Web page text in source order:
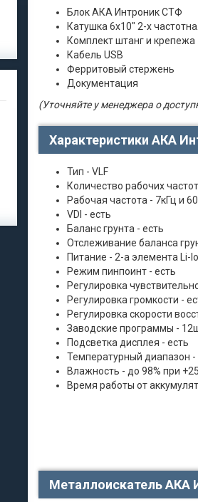
Блок АКА Интроник СТФ
Катушка 6х10" 2-х
Комплект штанг и крепежа
Кабель USB
Ферритовый стержень
Документация
(Уточняйте у менеджера о
Характеристики АКА
Тип - VLF
Количество рабочих
Рабочая частота - 7кГц и
VDI - есть
Баланс грунта - есть
Отслеживание баланса
Питание - 2-а элемента Li-
Режим пинпоинт - есть
Регулировка
Регулировка громкости -
Регулировка скорости
Заводские программы -
Подсветка дисплея - есть
Температурный диапазон -
Влажность - до 98% при
Время работы от
Металлоискатель АКА